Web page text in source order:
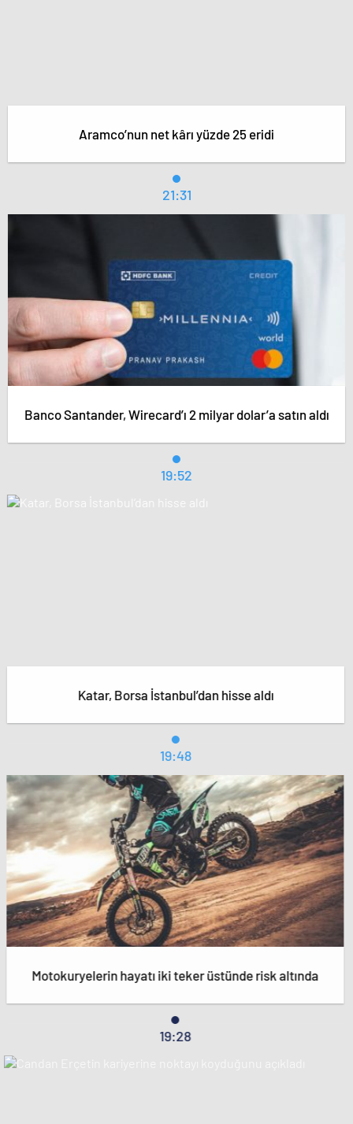
Aramco’nun net kârı yüzde 25 eridi
21:31
Banco Santander, Wirecard’ı 2 milyar dolar’a satın aldı
19:52
Katar, Borsa İstanbul’dan hisse aldı
19:48
Motokuryelerin hayatı iki teker üstünde risk altında
19:28